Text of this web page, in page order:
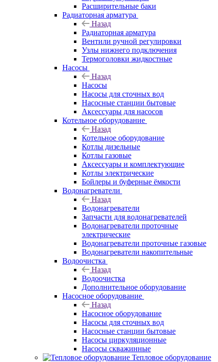
Расширительные баки
Радиаторная арматура
Назад
Радиаторная арматура
Вентили ручной регулировки
Узлы нижнего подключения
Термоголовки жидкостные
Насосы
Назад
Насосы
Насосы для сточных вод
Насосные станции бытовые
Аксессуары для насосов
Котельное оборудование
Назад
Котельное оборудование
Котлы дизельные
Котлы газовые
Аксессуары и комплектующие
Котлы электрические
Бойлеры и буферные ёмкости
Водонагреватели
Назад
Водонагреватели
Запчасти для водонагревателей
Водонагреватели проточные
электрические
Водонагреватели проточные газовые
Водонагреватели накопительные
Водоочистка
Назад
Водоочистка
Дополнительное оборудование
Насосное оборудование
Назад
Насосное оборудование
Насосы для сточных вод
Насосные станции бытовые
Насосы циркуляционные
Насосы скважинные
Тепловое оборудование